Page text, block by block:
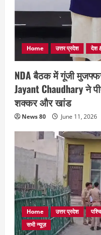
Home उत्तर प्रदेश देश
NDA बैठक में गूंजी
Jayant Chaudhary ने
शक्कर और खांड
News 80 June 11, 2026
Home उत्तर प्रदेश
सभी न्यूज़